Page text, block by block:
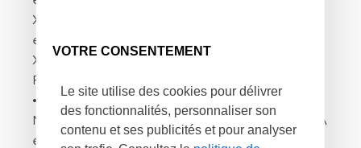
XSun est composé de 25 personnes réparties
en France, Allemagne et Australie.
XSun est soutenue par un large réseau en
France et en Europe dont :
• Localement : Atlanpole, l’Ecole Centrale de
Nantes, les pôles de compétitivité EMC2, PMBA
et S2E2, AIRBUS et la région Pays de Loire
VOTRE CONSENTEMENT
Le site utilise des cookies pour délivrer
des fonctionnalités, personnaliser son
contenu et ses publicités et pour analyser